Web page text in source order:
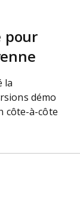
pour
la
démo
côte-à-côte